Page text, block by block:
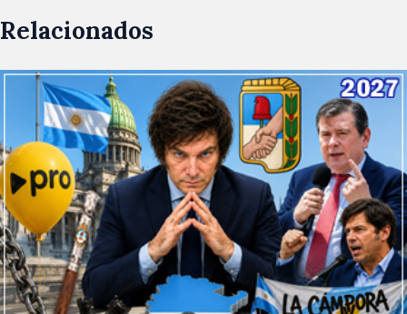
Relacionados